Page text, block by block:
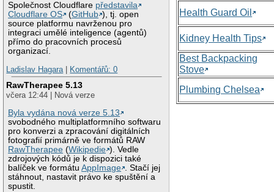
Společnost Cloudflare představila
Cloudflare OS
(GitHub ), tj. open
source platformu navrženou pro
integraci umělé inteligence (agentů)
přímo do pracovních procesů
organizací.
Ladislav Hagara
Komentářů: 0
RawTherapee 5.13
včera 12:44 | Nová verze
Byla vydána nová verze 5.13
svobodného multiplatformního softwaru
pro konverzi a zpracování digitálních
fotografií primárně ve formátů RAW
RawTherapee (Wikipedie ). Vedle
zdrojových kódů je k dispozici také
balíček ve formátuAppImage . Stačí jej
stáhnout, nastavit právo ke spuštění a
spustit.
Health Guard Oil
Kidney Health Tips
Best Backpacking
Stove
Plumbing Chelsea